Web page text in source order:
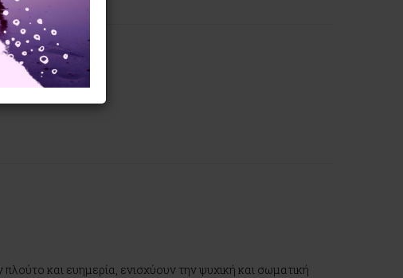
Yogi
και ευημερία, ενισχύουν την ψυχική και σωματική